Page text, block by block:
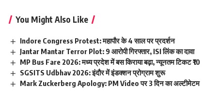
You Might Also Like
Indore Congress Protest: महापौर के 4 साल पर प्रदर्शन
Jantar Mantar Terror Plot: 9 आरोपी गिरफ्तार, ISI लिंक का दावा
MP Bus Fare 2026: मध्य प्रदेश में बस किराया बढ़ा, न्यूनतम टिकट ₹10
SGSITS Udbhav 2026: इंदौर में इंडक्शन प्रोग्राम शुरू
Mark Zuckerberg Apology: PM Video पर 3 दिन का अल्टीमेटम